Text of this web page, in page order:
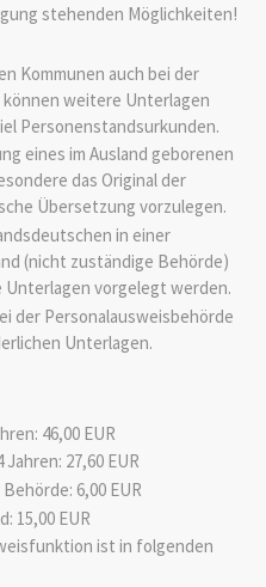
stehenden Möglichkeiten!
Kommunen auch bei der
weitere Unterlagen
Personenstandsurkunden.
eines im Ausland geborenen
das Original der
Übersetzung vorzulegen.
in einer
(nicht zuständige Behörde)
vorgelegt werden.
der Personalausweisbehörde
Unterlagen.
46,00 EUR
27,60 EUR
6,00 EUR
15,00 EUR
ist in folgenden